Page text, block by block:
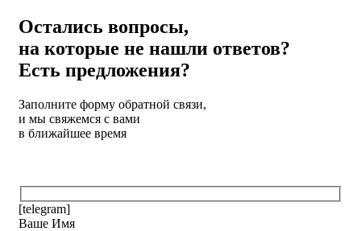
Остались вопросы,
на которые не нашли ответов?
Есть предложения?
Заполните форму обратной связи,
и мы свяжемся с вами
в ближайшее время
[telegram]
Ваше Имя